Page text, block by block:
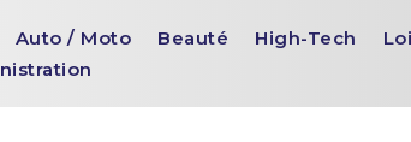
Auto / Moto Beauté High-Tech